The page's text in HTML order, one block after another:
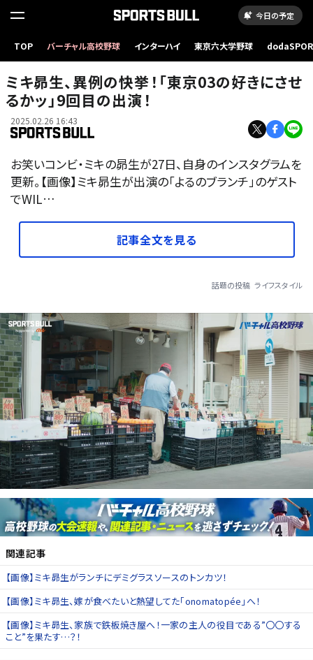
今日の予定
TOP バーチャル高校野球 インターハイ 東京六大学野球
ミキ昴生、異例の快挙！「東京03の好きにさせ
るかッ」9回目の出演！
2025.02.26 16:43
お笑いコンビ・ミキの昴生が27日、自身のインスタグラムを
更新。【画像】ミキ昴生が出演の「よるのブランチ」のゲスト
でWIL…
記事全文を見る
話題の投稿 ライフスタイル
関連記事
【画像】ミキ昴生がランチにデミグラスソースのトンカツ！
【画像】ミキ昴生、嫁が食べたいと熱望してた「onomatopée」へ！
【画像】ミキ昴生、家族で鉄板焼き屋へ！一家の主人の役目である”〇〇する
こと”を果たす…？！